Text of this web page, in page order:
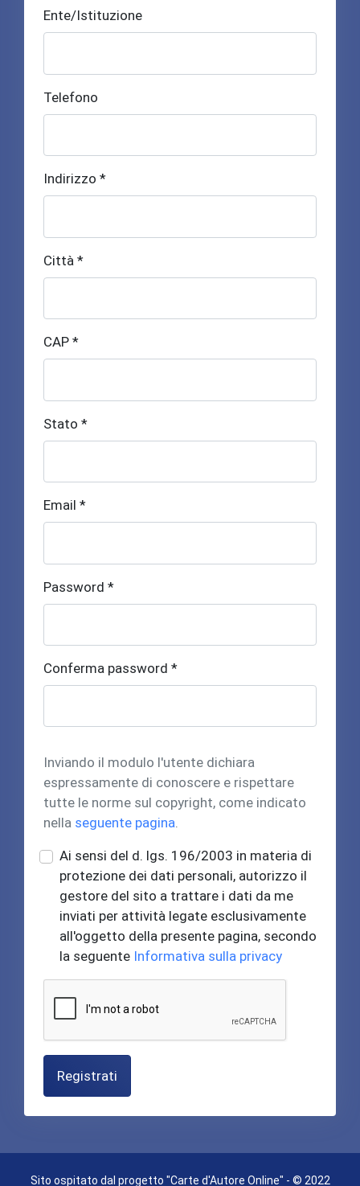
Ente/Istituzione
Telefono
Indirizzo *
Città *
CAP *
Stato *
Email *
Password *
Conferma password *
Inviando il modulo l'utente dichiara
espressamente di conoscere e rispettare
tutte le norme sul copyright, come indicato
nella seguente pagina.
Ai sensi del d. lgs. 196/2003 in materia di
protezione dei dati personali, autorizzo il
gestore del sito a trattare i dati da me
inviati per attività legate esclusivamente
all'oggetto della presente pagina, secondo
la seguente Informativa sulla privacy
Registrati
Sito ospitato dal progetto "Carte d'Autore Online" - © 2022